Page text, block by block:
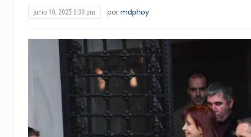
junio 10, 2025 6:33 pm por mdphoy